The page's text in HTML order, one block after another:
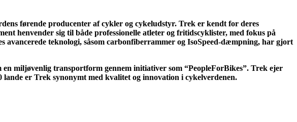
førende producenter af cykler og cykeludstyr. Trek er kendt for deres
henvender sig til både professionelle atleter og fritidscyklister, med fokus på
teknologi, såsom carbonfiberrammer og IsoSpeed-dæmpning, har gjort
miljøvenlig transportform gennem initiativer som “PeopleForBikes”. Trek ejer
er Trek synonymt med kvalitet og innovation i cykelverdenen.